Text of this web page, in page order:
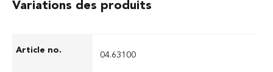
Variations des produits
04.63100